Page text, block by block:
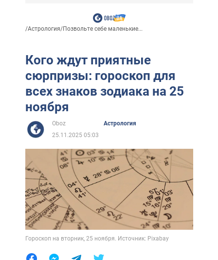
/Астрология/Позвольте себе маленькие...
Кого ждут приятные
сюрпризы: гороскоп для
всех знаков зодиака на 25
ноября
Oboz
Астрология
25.11.2025 05:03
Гороскоп на вторник, 25 ноября. Источник: Pixabay